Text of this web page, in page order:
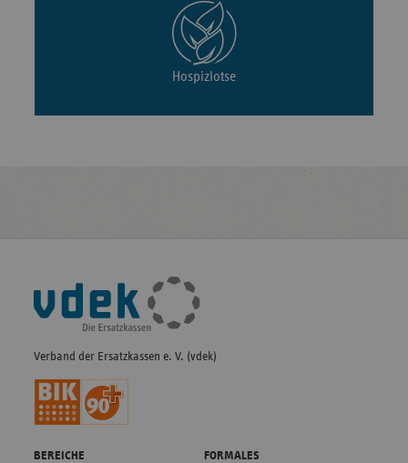
Hospizlotse
Fußleisten-
Navigation
Verband der Ersatzkassen e. V. (vdek)
BEREICHE FORMALES